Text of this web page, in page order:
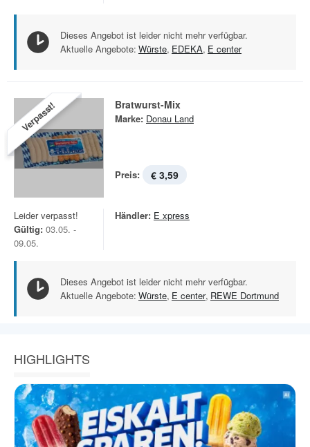
Dieses Angebot ist leider nicht mehr verfügbar.
Aktuelle Angebote: Würste, EDEKA, E center
Verpasst! Bratwurst-Mix
Marke: Donau Land
Preis: € 3,59
Leider verpasst!
Gültig: 03.05. -
09.05.
Händler: E xpress
Dieses Angebot ist leider nicht mehr verfügbar.
Aktuelle Angebote: Würste, E center, REWE Dortmund
HIGHLIGHTS